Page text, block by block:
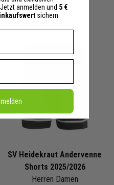
+ 0 Interessenten
SV Heidekraut Andervenne
Shorts 2025/2026
Herren Damen
anmelden und 5 €
sichern.